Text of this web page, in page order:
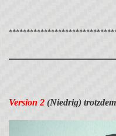
Version 2 (Niedrig)